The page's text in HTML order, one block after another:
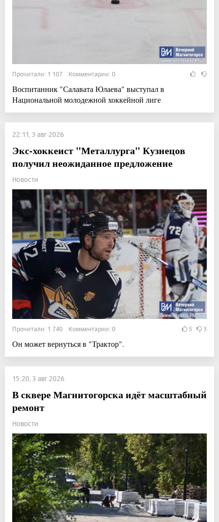
Прочитали: 1 107 Комментарии: 0
Воспитанник "Салавата Юлаева" выступал в
Национальной молодежной хоккейной лиге
22:11, 3 авг 2026
Экс-хоккеист "Металлурга" Кузнецов
получил неожиданное предложение
Новости
Прочитали: 1 740 Комментарии: 0 5 3
Он может вернуться в "Трактор".
15:20, 3 авг 2026
В сквере Магнитогорска идёт масштабный
ремонт
Новости